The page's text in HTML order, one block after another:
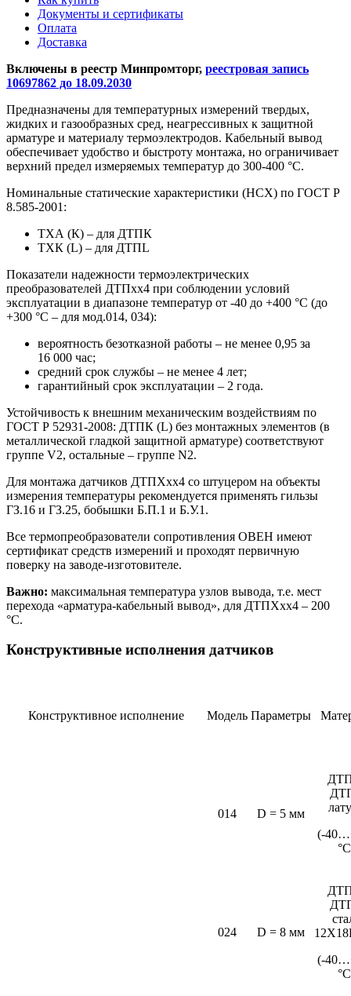
Документы и сертификаты
Оплата
Доставка
Включены в реестр Минпромторг, реестровая запись
10697862 до 18.09.2030
Предназначены для температурных измерений твердых,
жидких и газообразных сред, неагрессивных к защитной
арматуре и материалу термоэлектродов. Кабельный вывод
обеспечивает удобство и быстроту монтажа, но ограничивает
верхний предел измеряемых температур до 300-400 °С.
Номинальные статические характеристики (НСХ) по ГОСТ Р
8.585-2001:
ТХА (К) – для ДТПК
ТХК (L) – для ДТПL
Показатели надежности термоэлектрических
преобразователей ДТПхх4 при соблюдении условий
эксплуатации в диапазоне температур от -40 до +400 °С (до
+300 °С – для мод.014, 034):
вероятность безотказной работы – не менее 0,95 за
16 000 час;
средний срок службы – не менее 4 лет;
гарантийный срок эксплуатации – 2 года.
Устойчивость к внешним механическим воздействиям по
ГОСТ Р 52931-2008: ДТПК (L) без монтажных элементов (в
металлической гладкой защитной арматуре) соответствуют
группе V2, остальные – группе N2.
Для монтажа датчиков ДТПХхх4 со штуцером на объекты
измерения температуры рекомендуется применять гильзы
ГЗ.16 и ГЗ.25, бобышки Б.П.1 и Б.У.1.
Все термопреобразователи сопротивления ОВЕН имеют
сертификат средств измерений и проходят первичную
поверку на заводе-изготовителе.
Важно: максимальная температура узлов вывода, т.е. мест
перехода «арматура-кабельный вывод», для ДТПХхх4 – 200
°С.
Конструктивные исполнения датчиков
Конструктивное исполнение Модель Параметры
014 D = 5 мм
(-
024 D = 8 мм
(-